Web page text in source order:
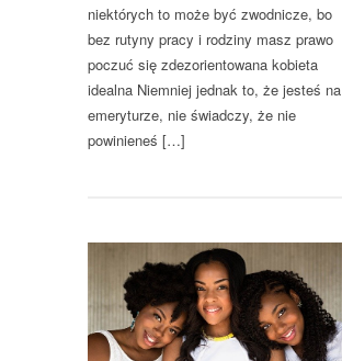
niektórych to może być zwodnicze, bo
bez rutyny pracy i rodziny masz prawo
poczuć się zdezorientowana kobieta
idealna Niemniej jednak to, że jesteś na
emeryturze, nie świadczy, że nie
powinieneś […]